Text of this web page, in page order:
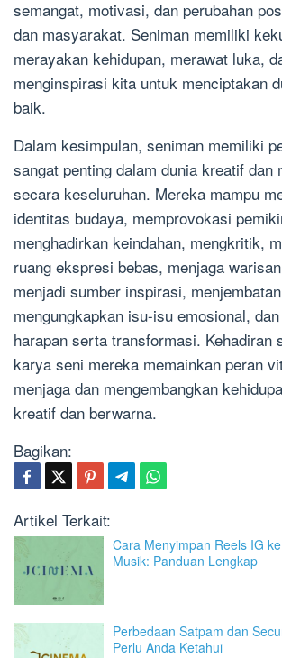
semangat, motivasi, dan perubahan
dan masyarakat. Seniman memiliki
merayakan kehidupan, merawat luka,
menginspirasi kita untuk menciptakan
baik.
Dalam kesimpulan, seniman memiliki
sangat penting dalam dunia kreatif dan
secara keseluruhan. Mereka mampu
identitas budaya, memprovokasi
menghadirkan keindahan, mengkritik,
ruang ekspresi bebas, menjaga
menjadi sumber inspirasi,
mengungkapkan isu-isu emosional,
harapan serta transformasi. Kehadiran
karya seni mereka memainkan peran
menjaga dan mengembangkan
kreatif dan berwarna.
Bagikan:
Artikel Terkait:
Cara Menyimpan Reels IG
Musik: Panduan Lengkap
Perbedaan Satpam dan
Perlu Anda Ketahui